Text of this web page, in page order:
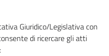
Giuridico/Legislativa con
di ricercare gli atti